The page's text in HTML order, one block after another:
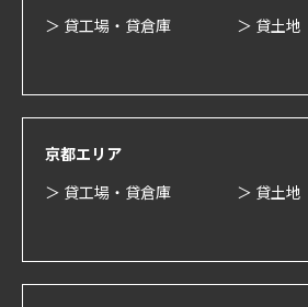
＞ 貸工場・貸倉庫
＞ 貸土地
京都エリア
＞ 貸工場・貸倉庫
＞ 貸土地